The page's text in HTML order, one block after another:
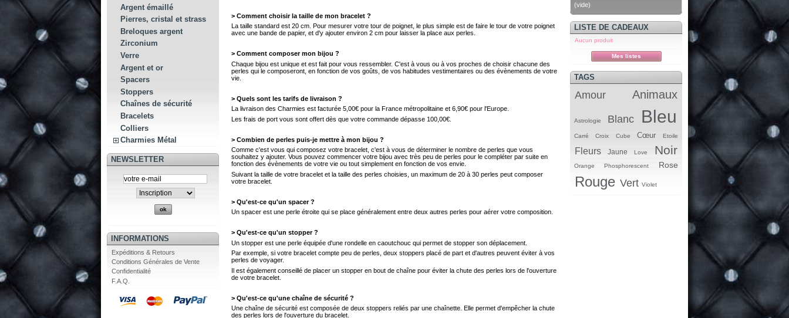
Argent émaillé
Pierres, cristal et strass
Breloques argent
Zirconium
Verre
Argent et or
Spacers
Stoppers
Chaînes de sécurité
Bracelets
Colliers
Charmies Métal
NEWSLETTER
INFORMATIONS
Expéditions & Retours
Conditions Générales de Vente
Confidentialité
F.A.Q.
> Comment choisir la taille de mon bracelet ?
La taille standard est 20 cm. Pour mesurer votre tour de poignet, le plus simple est de faire le tour de votre poignet
avec une bande de papier, et d'y ajouter environ 2 cm pour laisser la place aux perles.
> Comment composer mon bijou ?
Chaque bijou est unique et est fait pour vous ressembler. C'est à vous ou à vos proches de choisir chacune des
perles qui le composeront, en fonction de vos goûts, de vos habitudes vestimentaires ou des évènements de votre
vie.
> Quels sont les tarifs de livraison ?
La livraison des Charmies est facturée 5,00€ pour la France métropolitaine et 6,90€ pour l'Europe.
Les frais de port vous sont offert dès que votre commande dépasse 100,00€.
> Combien de perles puis-je mettre à mon bijou ?
Comme c'est vous qui composez votre bracelet, c'est à vous de déterminer le nombre de perles que vous
souhaitez y ajouter. Vous pouvez commencer votre bijou avec très peu de perles pour le compléter par suite en
fonction des évènements de votre vie ou tout simplement en fonction de vos envie.
Suivant la taille de votre bracelet et la taille des perles choisies, un maximum de 20 à 30 perles peut composer
votre bracelet.
> Qu'est-ce qu'un spacer ?
Un spacer est une perle étroite qui se place généralement entre deux autres perles pour aérer votre composition.
> Qu'est-ce qu'un stopper ?
Un stopper est une perle équipée d'une rondelle en caoutchouc qui permet de stopper son déplacement.
Par exemple, si votre bracelet compte peu de perles, deux stoppers placé de part et d'autres peuvent éviter à vos
perles de voyager.
Il est également conseillé de placer un stopper en bout de chaîne pour éviter la chute des perles lors de l'ouverture
de votre bracelet.
> Qu'est-ce qu'une chaîne de sécurité ?
Une chaîne de sécurité est composée de deux stoppers reliés par une chaînette. Elle permet d'empêcher la chute
des perles lors de l'ouverture du bracelet.
(vide)
LISTE DE CADEAUX
Aucun produit
Mes listes
TAGS
Amour Animaux
Astrologie Blanc Bleu
Carré Croix Cube Cœur Etoile
Fleurs Jaune Love Noir
Orange Phosphorescent Rose
Rouge Vert Violet